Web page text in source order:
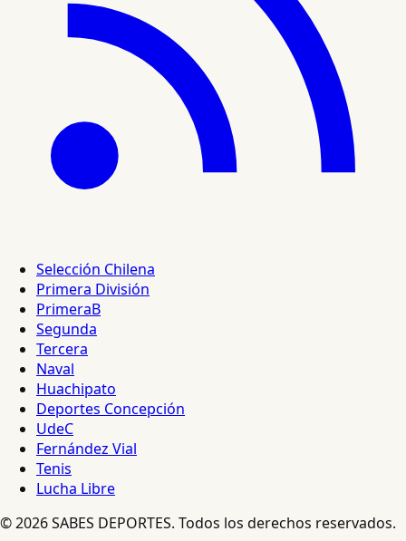
Selección Chilena
Primera División
PrimeraB
Segunda
Tercera
Naval
Huachipato
Deportes Concepción
UdeC
Fernández Vial
Tenis
Lucha Libre
© 2026 SABES DEPORTES. Todos los derechos reservados.